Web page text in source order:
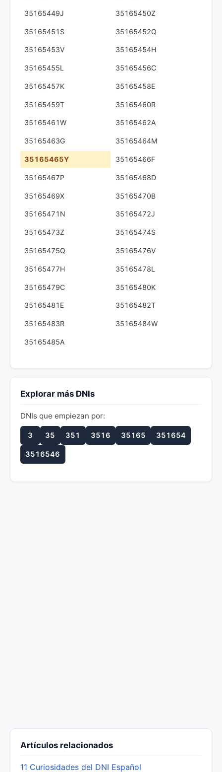
35165449J 35165450Z
35165451S 35165452Q
35165453V 35165454H
35165455L 35165456C
35165457K 35165458E
35165459T 35165460R
35165461W 35165462A
35165463G 35165464M
35165465Y 35165466F
35165467P 35165468D
35165469X 35165470B
35165471N 35165472J
35165473Z 35165474S
35165475Q 35165476V
35165477H 35165478L
35165479C 35165480K
35165481E 35165482T
35165483R 35165484W
35165485A
Explorar más DNIs
DNIs que empiezan por:
3 35 351 3516 35165 351654
3516546
Artículos relacionados
11 Curiosidades del DNI Español